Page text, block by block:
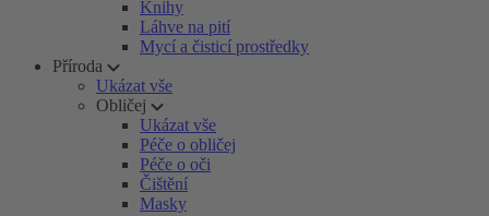
Knihy
Láhve na pití
Mycí a čisticí prostředky
Příroda
Ukázat vše
Obličej
Ukázat vše
Péče o obličej
Péče o oči
Čištění
Masky